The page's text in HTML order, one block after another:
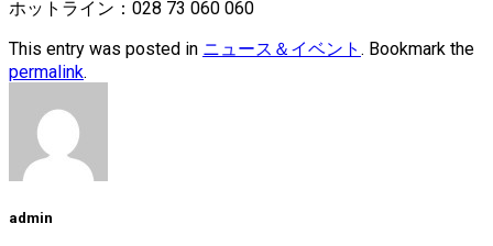
ホットライン：028 73 060 060
This entry was posted in ニュース＆イベント . Bookmark the
permalink.
admin